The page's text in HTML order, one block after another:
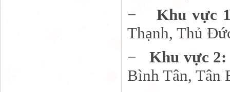
−
Khu vực
Thạnh, Thủ
−
Khu vực 2:
Bình Tân, Tân